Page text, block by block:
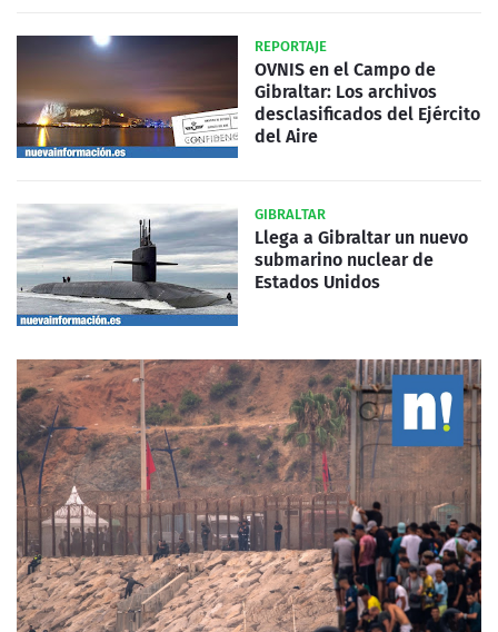
REPORTAJE
OVNIS en el Campo de
Gibraltar: Los archivos
desclasificados del Ejército
del Aire
GIBRALTAR
Llega a Gibraltar un nuevo
submarino nuclear de
Estados Unidos